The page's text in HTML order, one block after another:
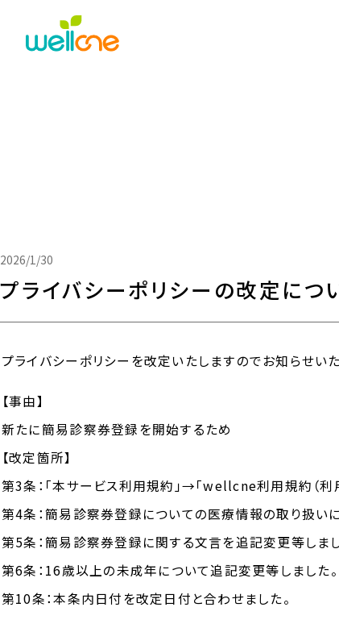
2026/1/30
プライバシーポリシーの改定につ
プライバシーポリシーを改定いたしますのでお知らせいた
【事由】
新たに簡易診察券登録を開始するため
【改定箇所】
第3条：「本サービス利用規約」→「wellcne利用規約（利
第4条：簡易診察券登録についての医療情報の取り扱い
第5条：簡易診察券登録に関する文言を追記変更等しまし
第6条：16歳以上の未成年について追記変更等しました。
第10条：本条内日付を改定日付と合わせました。